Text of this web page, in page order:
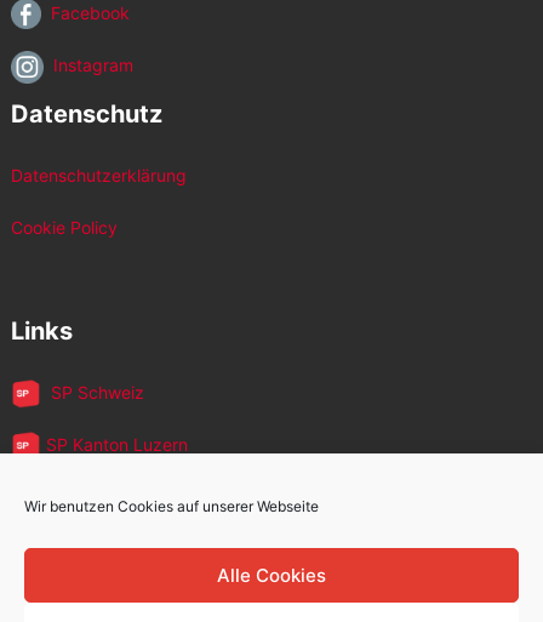
Wir benutzen Cookies auf unserer Webseite
Alle Cookies
Facebook
Instagram
Datenschutz
Datenschutzerklärung
Cookie Policy
Links
SP Schweiz
SP Kanton Luzern
JUSO Luzern
SP MigrantInnen
SP 60+